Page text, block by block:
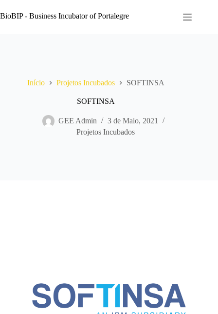
para
o
BioBIP - Business Incubator of Portalegre
Início Projetos Incubados SOFTINSA
SOFTINSA
GEE Admin
3 de Maio, 2021
Projetos Incubados